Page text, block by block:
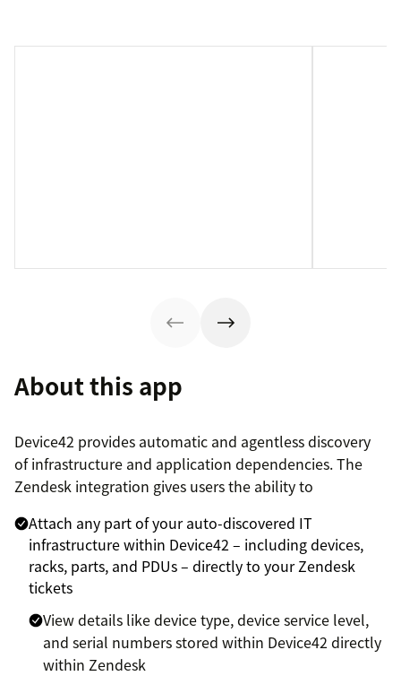
About this app
Device42 provides automatic and agentless discovery
of infrastructure and application dependencies. The
Zendesk integration gives users the ability to
Attach any part of your auto-discovered IT
infrastructure within Device42 – including devices,
racks, parts, and PDUs – directly to your Zendesk
tickets
View details like device type, device service level,
and serial numbers stored within Device42 directly
within Zendesk